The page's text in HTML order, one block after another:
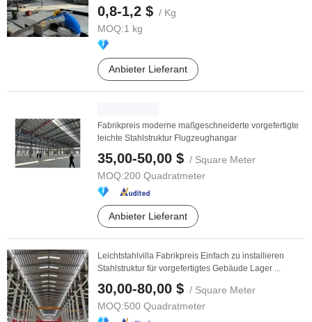
0,8-1,2 $ / Kg
MOQ:1 kg
Anbieter Lieferant
Fabrikpreis moderne maßgeschneiderte vorgefertigte
leichte Stahlstruktur Flugzeughangar
35,00-50,00 $ / Square Meter
MOQ:200 Quadratmeter
Anbieter Lieferant
Leichtstahlvilla Fabrikpreis Einfach zu installieren
Stahlstruktur für vorgefertigtes Gebäude Lager ...
30,00-80,00 $ / Square Meter
MOQ:500 Quadratmeter